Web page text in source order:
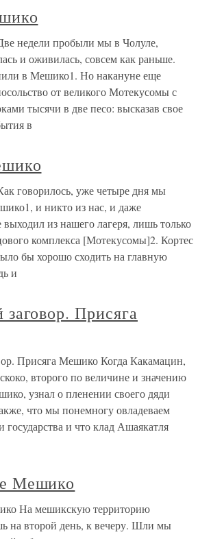
недели пробыли мы в Чолуле,
и оживилась, совсем как раньше.
в Мешико1. Но накануне еще
от великого Мотекусомы с
тысячи в две песо: высказав свое
в
говорилось, уже четыре дня мы
и никто из нас, и даже
выходил из нашего лагеря, лишь только
комплекса [Мотекусомы]2. Кортес
бы хорошо сходить на главную
и
Присяга
Присяга Мешико Когда Какамацин,
второго по величине и значению
узнал о пленении своего дяди
что мы понемногу овладеваем
государства и что клад Ашаякатля
Мешико
На мешикскую территорию
на второй день, к вечеру. Шли мы